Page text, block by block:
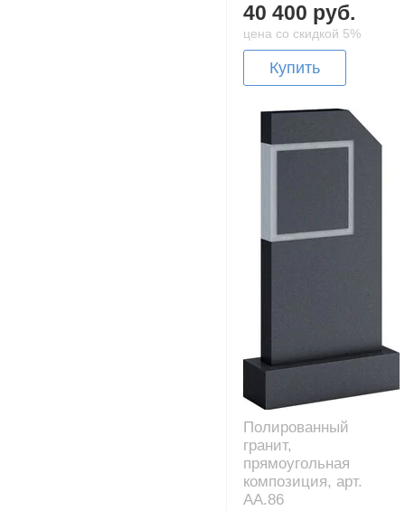
40 400 руб.
цена со скидкой 5%
Купить
Полированный
гранит,
прямоугольная
композиция, арт.
AA.86